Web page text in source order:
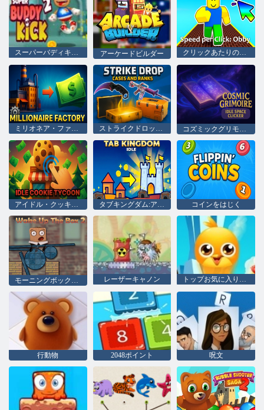
スーパーバディキック2 アーケードビルダー クリックあたりの速度: オビー
ミリオネア・ファクトリー ストライクドロップのケースとランク コズミックグリモア アイドルスペースクリッカー
アイドル・クッキー・タイクーン タブキングダム:アイドル コインをはじく
レーザーキャノン トップお気に入り友人
行動物 2048ポイント 呪文